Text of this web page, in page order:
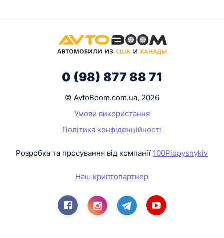
0 (98) 877 88 71
© AvtoBoom.com.ua, 2026
Умови використання
Політика конфіденційності
Розробка та просування від компанії 100Pidpysnykiv
Наш криптопартнер